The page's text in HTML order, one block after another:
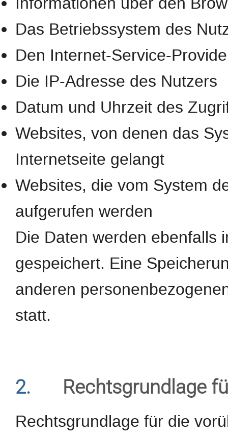
Das Betriebssystem des
Den Internet-Service-
Die IP-Adresse des Nutzers
Datum und Uhrzeit des
Websites, von denen das
Internetseite gelangt
Websites, die vom System
aufgerufen werden
Die Daten werden ebenfalls
gespeichert. Eine
anderen
statt.
2. Rechtsgrundlage
Rechtsgrundlage für die